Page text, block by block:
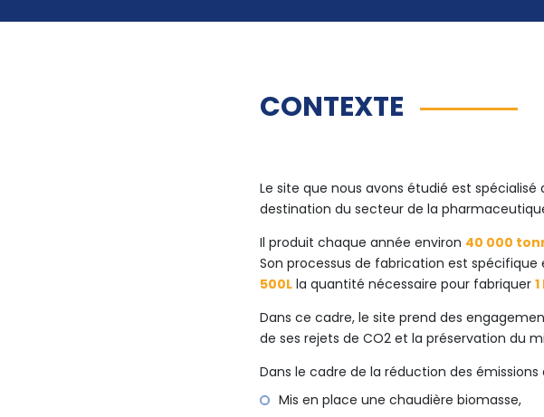
CONTEXTE
Le site que nous avons étudié est
destination du secteur de la
Il produit chaque année environ 40 000
Son processus de fabrication est
500L la quantité nécessaire pour fabriquer
Dans ce cadre, le site prend des
de ses rejets de CO2 et la préservation du
Dans le cadre de la réduction des émissions
Mis en place une chaudière biomasse,